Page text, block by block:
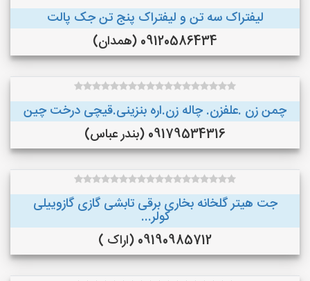
لیفتراک سه تن و لیفتراک پنج تن جک پالت
09120586434 (همدان)
چمن زن .علفزن. چاله زن.اره بنزینی.قیچی درخت چین
09179534316 (بندر عباس)
جت هیتر گلخانه بخاری برقی تابشی گازی گازوییلی
کولر...
09190985712 (اراک )